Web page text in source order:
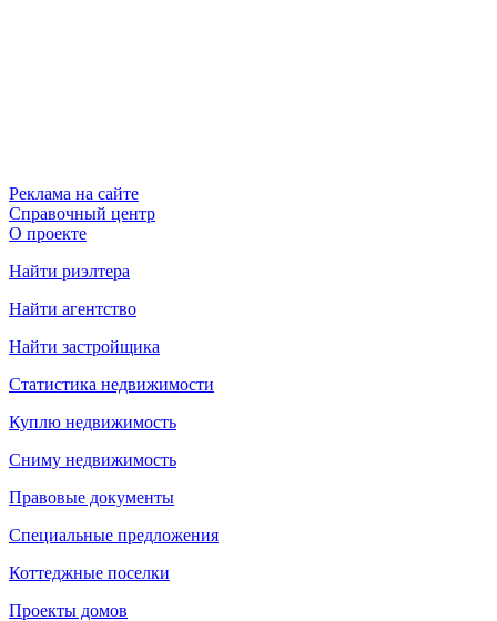
Реклама на сайте
Справочный центр
О проекте
Найти риэлтера
Найти агентство
Найти застройщика
Статистика недвижимости
Куплю недвижимость
Сниму недвижимость
Правовые документы
Специальные предложения
Коттеджные поселки
Проекты домов